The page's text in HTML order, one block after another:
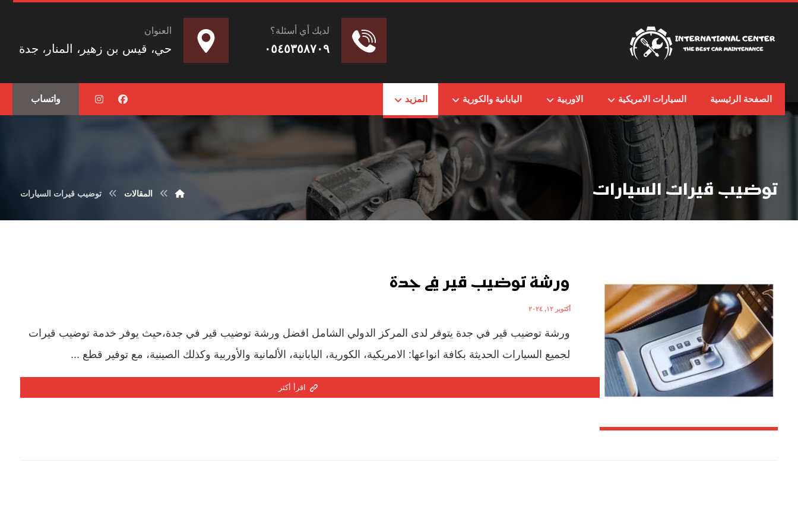
العنوان
حي، قيس بن زهير، المنار، جدة
لديك أي أسئلة؟
٠٥٤٥٣٥٨٧٠٩
الصفحة الرئيسية السيارات الامريكية الاوربية اليابانية والكورية المزيد واتساب
توضيب قيرات السيارات المقالات توضيب قيرات السيارات
ورشة توضيب قير في جدة
أكتوبر ١٢, ٢٠٢٤
ورشة توضيب قير في جدة يتوفر لدى المركز الدولي الشامل افضل ورشة توضيب قير في جدة،حيث يوفر خدمة توضيب قيرات
لجميع السيارات الحديثة بكافة انواعها: الامريكية، الكورية، اليابانية، الألمانية والأوربية وكذلك الصينية، مع توفير قطع ...
اقرأ أكثر